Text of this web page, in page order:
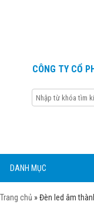
CÔNG TY CỔ
DANH MỤC
Trang chủ »Đèn led âm